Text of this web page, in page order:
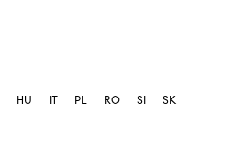
HU IT PL RO SI
SK